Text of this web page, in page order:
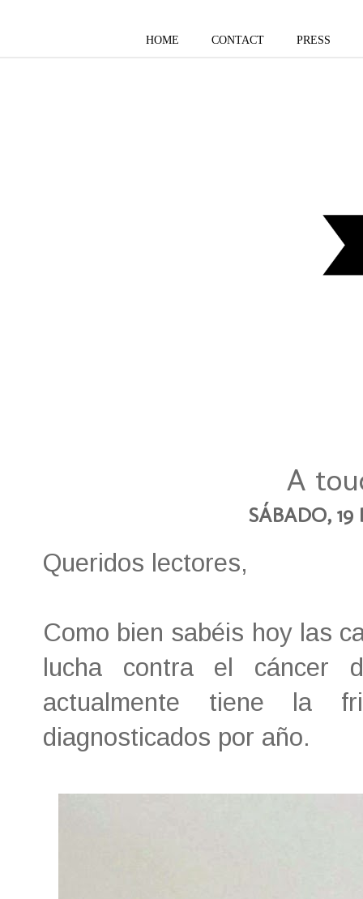
HOME CONTACT PRESS
A
SÁBADO, 19
Queridos lectores,
Como bien sabéis hoy las
lucha contra el cáncer
actualmente tiene la
diagnosticados por año.